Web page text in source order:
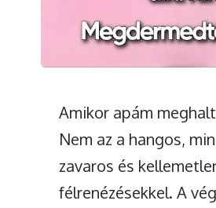
Amikor apám
Nem az a hangos,
zavaros és
félrenézésekkel. A